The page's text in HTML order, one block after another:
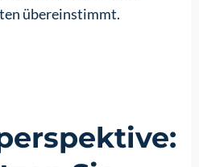
übereinstimmt.